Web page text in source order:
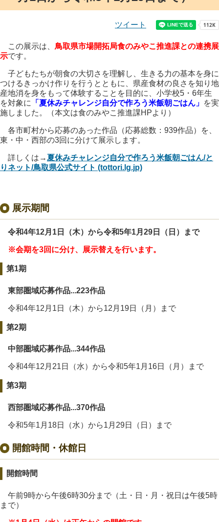
ツイート
この展示は、 鳥取県市場開拓局食のみやこ推進課との連携展
示です。
子どもたちが朝食の大切さを理解し、生きる力の基本を身に
つけるきっかけ作りを行うとともに、県産食材の良さを知り地
産地消を身をもって体験することを目的に、小学校5・6年生
を対象に
「夏休みチャレンジ自分で作ろう米飯朝ごはん」 を実
施しました。（本文は食のみやこ推進課HPより）
各市町村から応募のあった作品（応募総数：939作品）を、
東・中・西部の3回に分けて展示します。
詳しくは→夏休みチャレンジ自分で作ろう米飯朝ごはん/と
りネット/鳥取県公式サイト (tottori.lg.jp)
展示期間
令和4年12月1日（木）から令和5年1月29日（日）まで
※会期を3回に分け、展示替えを行います。
第1期
東部圏域応募作品...223作品
令和4年12月1日（木）から12月19日（月）まで
第2期
中部圏域応募作品...344作品
令和4年12月21日（水）から令和5年1月16日（月）まで
第3期
西部圏域応募作品...370作品
令和5年1月18日（水）から1月29日（日）まで
開館時間・休館日
開館時間
午前9時から午後6時30分まで（土・日・月・祝日は午後5時
まで）